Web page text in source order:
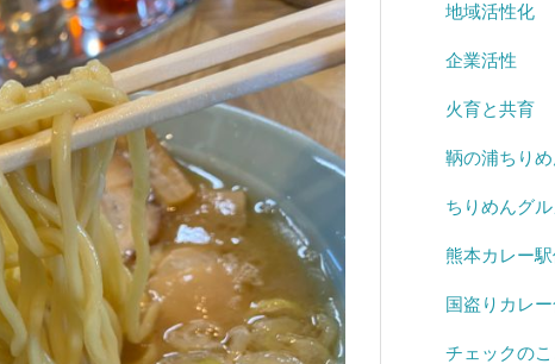
地域活性化
企業活性
火育と共育
鞆の浦ちり
ちりめんグ
熊本カレー
国盗りカレ
チェックのこ